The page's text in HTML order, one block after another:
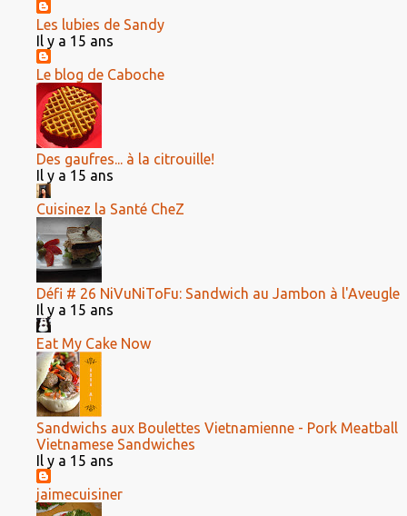
Les lubies de Sandy
Il y a 15 ans
Le blog de Caboche
Des gaufres... à la citrouille!
Il y a 15 ans
Cuisinez la Santé CheZ
Défi # 26 NiVuNiToFu: Sandwich au Jambon à l'Aveugle
Il y a 15 ans
Eat My Cake Now
Sandwichs aux Boulettes Vietnamienne - Pork Meatball
Vietnamese Sandwiches
Il y a 15 ans
jaimecuisiner